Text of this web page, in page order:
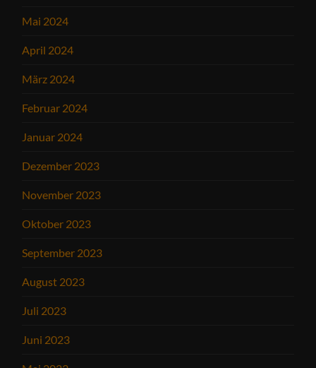
Mai 2024
April 2024
März 2024
Februar 2024
Januar 2024
Dezember 2023
November 2023
Oktober 2023
September 2023
August 2023
Juli 2023
Juni 2023